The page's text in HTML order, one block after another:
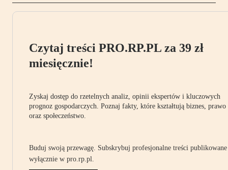
Czytaj treści PRO.RP.PL za 39 zł
miesięcznie!
Zyskaj dostęp do rzetelnych analiz, opinii ekspertów i kluczowych
prognoz gospodarczych. Poznaj fakty, które kształtują biznes, prawo
oraz społeczeństwo.
Buduj swoją przewagę. Subskrybuj profesjonalne treści publikowane
wyłącznie w pro.rp.pl.